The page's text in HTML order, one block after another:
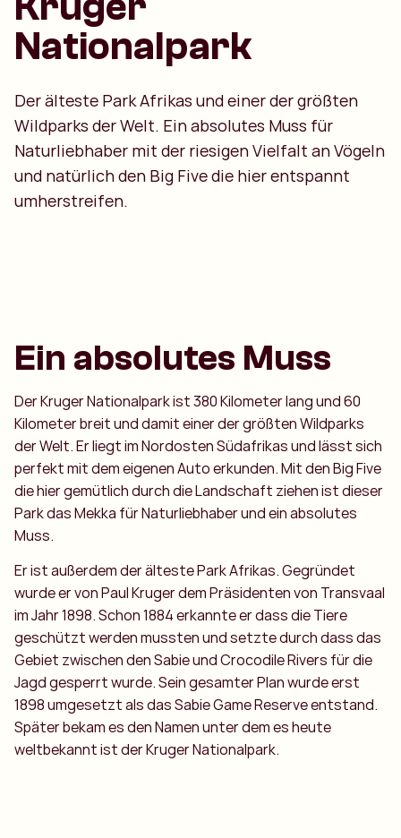
Nationalpark
Der älteste Park Afrikas und einer der größten
Wildparks der Welt. Ein absolutes Muss für
Naturliebhaber mit der riesigen Vielfalt an Vögeln
und natürlich den Big Five die hier entspannt
umherstreifen.
Ein absolutes Muss
Der Kruger Nationalpark ist 380 Kilometer lang und 60
Kilometer breit und damit einer der größten Wildparks
der Welt. Er liegt im Nordosten Südafrikas und lässt sich
perfekt mit dem eigenen Auto erkunden. Mit den Big Five
die hier gemütlich durch die Landschaft ziehen ist dieser
Park das Mekka für Naturliebhaber und ein absolutes
Muss.
Er ist außerdem der älteste Park Afrikas. Gegründet
wurde er von Paul Kruger dem Präsidenten von Transvaal
im Jahr 1898. Schon 1884 erkannte er dass die Tiere
geschützt werden mussten und setzte durch dass das
Gebiet zwischen den Sabie und Crocodile Rivers für die
Jagd gesperrt wurde. Sein gesamter Plan wurde erst
1898 umgesetzt als das Sabie Game Reserve entstand.
Später bekam es den Namen unter dem es heute
weltbekannt ist der Kruger Nationalpark.